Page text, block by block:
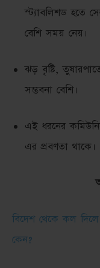
স্ট্যাবলিশড হতে
বেশি সময় নেয়।
ঝড় বৃষ্টি,
সম্ভবনা বেশি।
এই ধরনের
এর প্রবণতা থাকে।
বিদেশ থেকে কল
কেন?